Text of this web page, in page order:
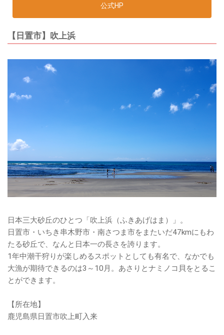
公式HP
【日置市】吹上浜
日本三大砂丘のひとつ「吹上浜（ふきあげはま）」。
日置市・いちき串木野市・南さつま市をまたいだ47kmにもわ
たる砂丘で、なんと日本一の長さを誇ります。
1年中潮干狩りが楽しめるスポットとしても有名で、なかでも
大漁が期待できるのは3～10月。あさりとナミノコ貝をとるこ
とができます。
【所在地】
鹿児島県日置市吹上町入来